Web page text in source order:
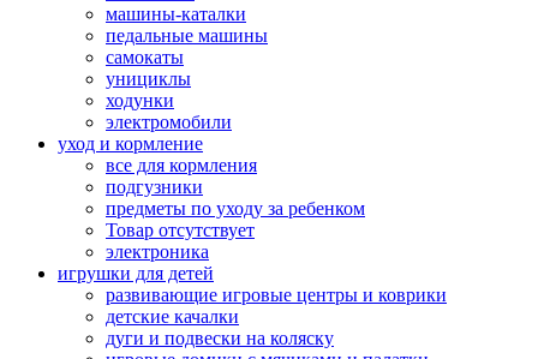
машины-каталки
педальные машины
самокаты
унициклы
ходунки
электромобили
уход и кормление
все для кормления
подгузники
предметы по уходу за ребенком
Товар отсутствует
электроника
игрушки для детей
развивающие игровые центры и коврики
детские качалки
дуги и подвески на коляску